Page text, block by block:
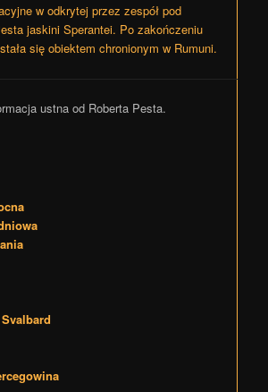
w odkrytej przez zespół pod
jaskini Sperantei. Po zakończeniu
się obiektem chronionym w Rumuni.
ustna od Roberta Pesta.